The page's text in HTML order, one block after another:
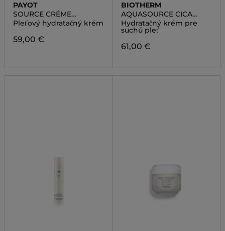
PAYOT
SOURCE CRÉME
HYDRATANTE
ADAPTOGÈNE
Pleťový hydratačný krém
59,00 €
BIOTHERM
AQUASOURCE CICA
NUTRI CREAM
Hydratačný krém pre
suchú pleť
61,00 €